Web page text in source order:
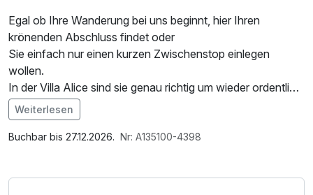
Egal ob Ihre Wanderung bei uns beginnt, hier Ihren
krönenden Abschluss findet oder
Sie einfach nur einen kurzen Zwischenstop einlegen
wollen.
In der Villa Alice sind sie genau richtig um wieder ordentlich
Power zu tanken.
Im Angebot enthalten
Parkplatz, W-LAN Nutzung / Internetnutzung, kostenfreie
Weiterlesen
Buchbar bis 27.12.2026. Nr: A135100-4398